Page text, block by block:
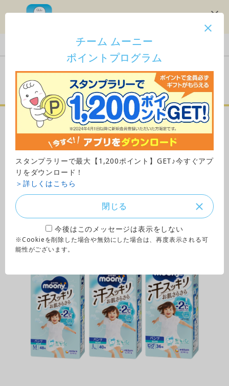
ご購入はこちら
チーム ムーニー
ポイントプログラム
スタンプラリーで最大【1,200ポイント】GET♪今すぐアプ
リをダウンロード！
＞詳しくはこちら
閉じる
今後はこのメッセージは表示をしない
※Cookieを削除した場合や無効にした場合は、再度表示される可
能性がございます。
ムーニーマン汗スッキリ
（パンツタイプ）